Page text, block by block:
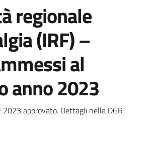
regionale
(IRF) –
al
anno 2023
notizia
2023 approvato. Dettagli nella DGR